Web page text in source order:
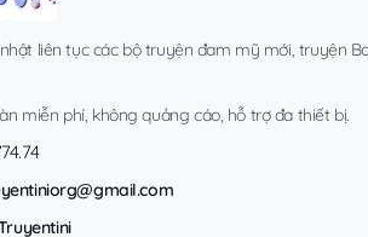
liên tục các bộ truyện đam mỹ mới, truyện
miễn phí, không quảng cáo, hỗ trợ đa thiết bị.